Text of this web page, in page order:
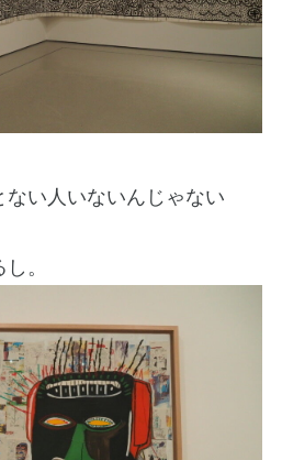
ない人いないんじゃない
。